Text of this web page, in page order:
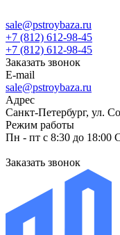
sale@pstroybaza.ru
+7 (812) 612-98-45
+7 (812) 612-98-45
Заказать звонок
E-mail
sale@pstroybaza.ru
Адрес
Санкт-Петербург, ул.
Режим работы
Пн - пт с 8:30 до 18:00
Заказать звонок